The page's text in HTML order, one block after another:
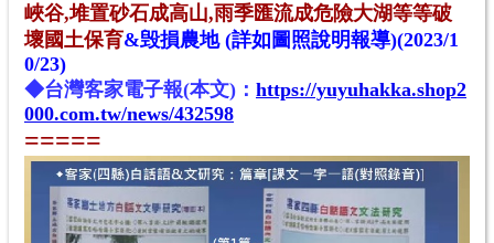
峽谷,堆置砂石成高山,雨季匯流成危險大湖等等破
壞國土保育&毁損農地 (詳如圖照說明報導)(2023/1
0/23)
◆台灣客家電子報(本文)： https://yuyuhakka.shop2
000.com.tw/news/432598
=====